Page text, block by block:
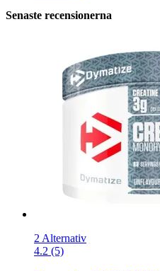
Senaste recensionerna
2 Alternativ
4.2 (5)